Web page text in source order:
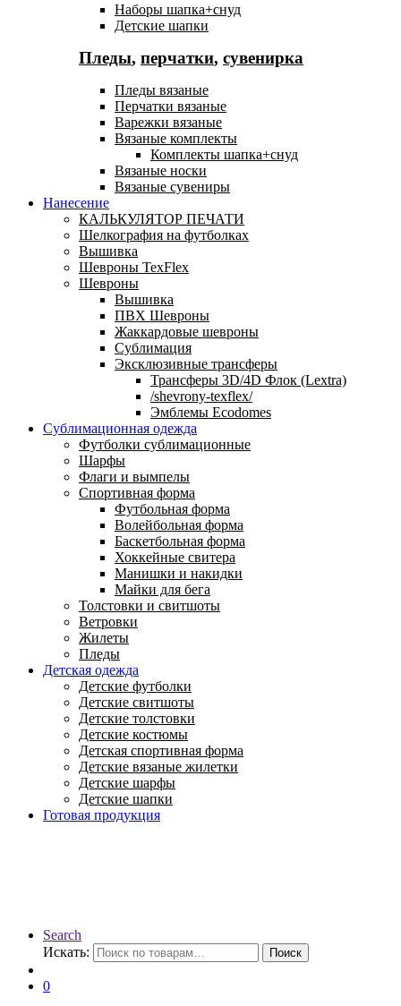
Наборы шапка+снуд
Детские шапки
Пледы, перчатки, сувенирка
Пледы вязаные
Перчатки вязаные
Варежки вязаные
Вязаные комплекты
Комплекты шапка+снуд
Вязаные носки
Вязаные сувениры
Нанесение
КАЛЬКУЛЯТОР ПЕЧАТИ
Шелкография на футболках
Вышивка
Шевроны TexFlex
Шевроны
Вышивка
ПВХ Шевроны
Жаккардовые шевроны
Сублимация
Эксклюзивные трансферы
Трансферы 3D/4D Флок (Lextra)
/shevrony-texflex/
Эмблемы Ecodomes
Сублимационная одежда
Футболки сублимационные
Шарфы
Флаги и вымпелы
Спортивная форма
Футбольная форма
Волейбольная форма
Баскетбольная форма
Хоккейные свитера
Манишки и накидки
Майки для бега
Толстовки и свитшоты
Ветровки
Жилеты
Пледы
Детская одежда
Детские футболки
Детские свитшоты
Детские толстовки
Детские костюмы
Детская спортивная форма
Детские вязаные жилетки
Детские шарфы
Детские шапки
Готовая продукция
Search
Искать:
Поиск
0